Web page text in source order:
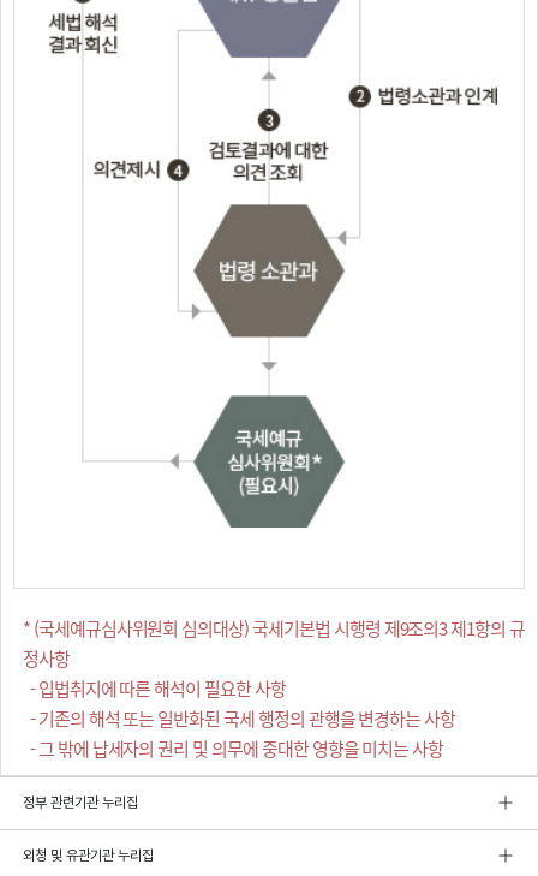
* (국세예규심사위원회 심의대상) 국세기본법 시행령 제9조의3 제1항의 규
정사항
- 입법취지에 따른 해석이 필요한 사항
- 기존의 해석 또는 일반화된 국세 행정의 관행을 변경하는 사항
- 그 밖에 납세자의 권리 및 의무에 중대한 영향을 미치는 사항
정부 관련기관 누리집
외청 및 유관기관 누리집